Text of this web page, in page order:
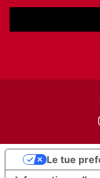
Le tue